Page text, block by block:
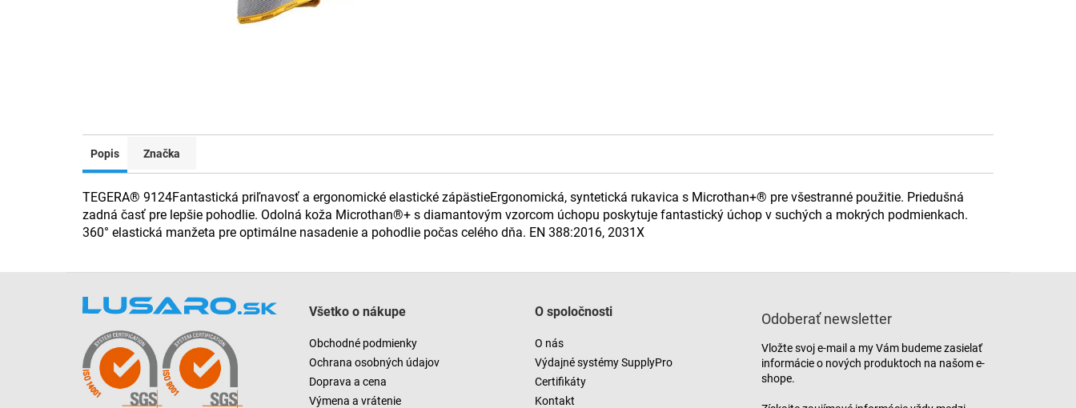
Popis Značka
TEGERA® 9124Fantastická priľnavosť a ergonomické elastické zápästieErgonomická, syntetická rukavica s Microthan+® pre všestranné použitie. Priedušná
zadná časť pre lepšie pohodlie. Odolná koža Microthan®+ s diamantovým vzorcom úchopu poskytuje fantastický úchop v suchých a mokrých podmienkach.
360° elastická manžeta pre optimálne nasadenie a pohodlie počas celého dňa. EN 388:2016, 2031X
Všetko o nákupe
Obchodné podmienky
Ochrana osobných údajov
Doprava a cena
Výmena a vrátenie
O spoločnosti
O nás
Výdajné systémy SupplyPro
Certifikáty
Kontakt
Odoberať newsletter
Vložte svoj e-mail a my Vám budeme zasielať
informácie o nových produktoch na našom e-
shope.